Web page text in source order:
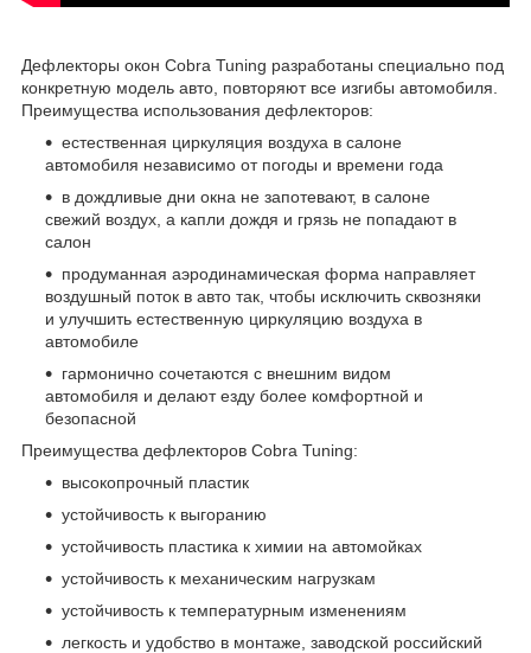
Дефлекторы окон Cobra Tuning разработаны специально под
конкретную модель авто, повторяют все изгибы автомобиля.
Преимущества использования дефлекторов:
естественная циркуляция воздуха в салоне
автомобиля независимо от погоды и времени года
в дождливые дни окна не запотевают, в салоне
свежий воздух, а капли дождя и грязь не попадают в
салон
продуманная аэродинамическая форма направляет
воздушный поток в авто так, чтобы исключить сквозняки
и улучшить естественную циркуляцию воздуха в
автомобиле
гармонично сочетаются с внешним видом
автомобиля и делают езду более комфортной и
безопасной
Преимущества дефлекторов Cobra Tuning:
высокопрочный пластик
устойчивость к выгоранию
устойчивость пластика к химии на автомойках
устойчивость к механическим нагрузкам
устойчивость к температурным изменениям
легкость и удобство в монтаже, заводской российский